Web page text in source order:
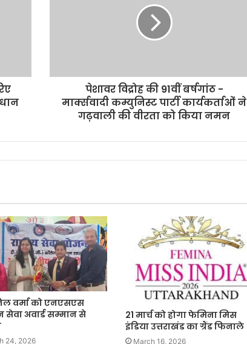
पेशावर विद्रोह की 91वीं बर्षगांठ -
मार्क्सवादी कम्युनिस्ट पार्टी कार्यकर्ताओं ने
गढ़वाली की वीरता को किया नमन
वर्मा को एनएसएस
सेवा अवार्ड सम्मान से
24, 2026
21 मार्च को होगा फेमिना मिस
इंडिया उत्तराखंड का ग्रैंड फिनाले
March 16, 2026